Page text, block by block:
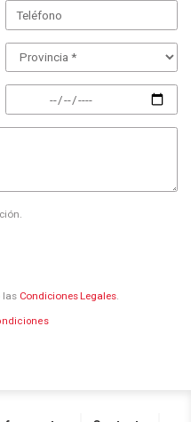
las Condiciones Legales.